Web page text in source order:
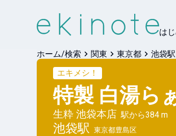
は
ホーム/検索 関東 東京都
池袋駅
エキメシ！
特製 白湯ら
生粋 池袋本店 駅から384 m
池袋駅 東京都豊島区